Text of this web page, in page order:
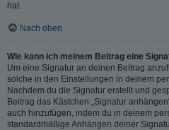
hat.
Nach oben
Wie kann ich meinem Beitrag eine
Um eine Signatur an deinen Beitrag
solche in den Einstellungen in deinem
Nachdem du die Signatur erstellt und
Beitrag das Kästchen „Signatur
auch hinzufügen, indem du in deinem
standardmäßige Anhängen deiner